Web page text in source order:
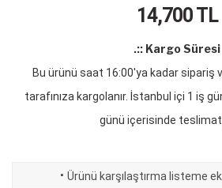
14,700TL
.:: Kargo Süresi
Bu ürünü saat 16:00'ya kadar sipariş
tarafınıza kargolanır. İstanbul içi 1 iş
günü içerisinde teslimat
· Ürünü karşılaştırma listeme